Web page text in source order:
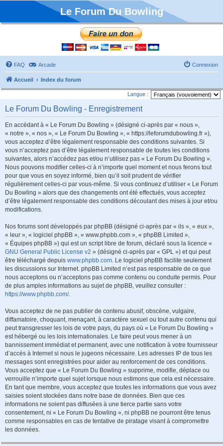
Le Forum Du Bowling
FAQ Arcade Connexion
Accueil Index du forum
Langue :
Le Forum Du Bowling - Enregistrement
En accédant à « Le Forum Du Bowling » (désigné ci-après par « nous »,
« notre », « nos », « Le Forum Du Bowling », « https://leforumdubowling.fr »),
vous acceptez d’être légalement responsable des conditions suivantes. Si
vous n’acceptez pas d’être légalement responsable de toutes les conditions
suivantes, alors n’accédez pas et/ou n’utilisez pas « Le Forum Du Bowling ».
Nous pouvons modifier celles-ci à n’importe quel moment et nous ferons tout
pour que vous en soyez informé, bien qu’il soit prudent de vérifier
régulièrement celles-ci par vous-même. Si vous continuez d’utiliser « Le Forum
Du Bowling » alors que des changements ont été effectués, vous acceptez
d’être légalement responsable des conditions découlant des mises à jour et/ou
modifications.
Nos forums sont développés par phpBB (désigné ci-après par « ils », « eux »,
« leur », « logiciel phpBB », « www.phpbb.com », « phpBB Limited »,
« Équipes phpBB ») qui est un script libre de forum, déclaré sous la licence «
GNU General Public License v2 » (désigné ci-après par « GPL ») et qui peut
être téléchargé depuis www.phpbb.com. Le logiciel phpBB facilite seulement
les discussions sur Internet. phpBB Limited n’est pas responsable de ce que
nous acceptons ou n’acceptons pas comme contenu ou conduite permis. Pour
de plus amples informations au sujet de phpBB, veuillez consulter :
https://www.phpbb.com/.
Vous acceptez de ne pas publier de contenu abusif, obscène, vulgaire,
diffamatoire, choquant, menaçant, à caractère sexuel ou tout autre contenu qui
peut transgresser les lois de votre pays, du pays où « Le Forum Du Bowling »
est hébergé ou les lois internationales. Le faire peut vous mener à un
bannissement immédiat et permanent, avec une notification à votre fournisseur
d’accès à Internet si nous le jugeons nécessaire. Les adresses IP de tous les
messages sont enregistrées pour aider au renforcement de ces conditions.
Vous acceptez que « Le Forum Du Bowling » supprime, modifie, déplace ou
verrouille n’importe quel sujet lorsque nous estimons que cela est nécessaire.
En tant que membre, vous acceptez que toutes les informations que vous avez
saisies soient stockées dans notre base de données. Bien que ces
informations ne soient pas diffusées à une tierce partie sans votre
consentement, ni « Le Forum Du Bowling », ni phpBB ne pourront être tenus
comme responsables en cas de tentative de piratage visant à compromettre
les données.